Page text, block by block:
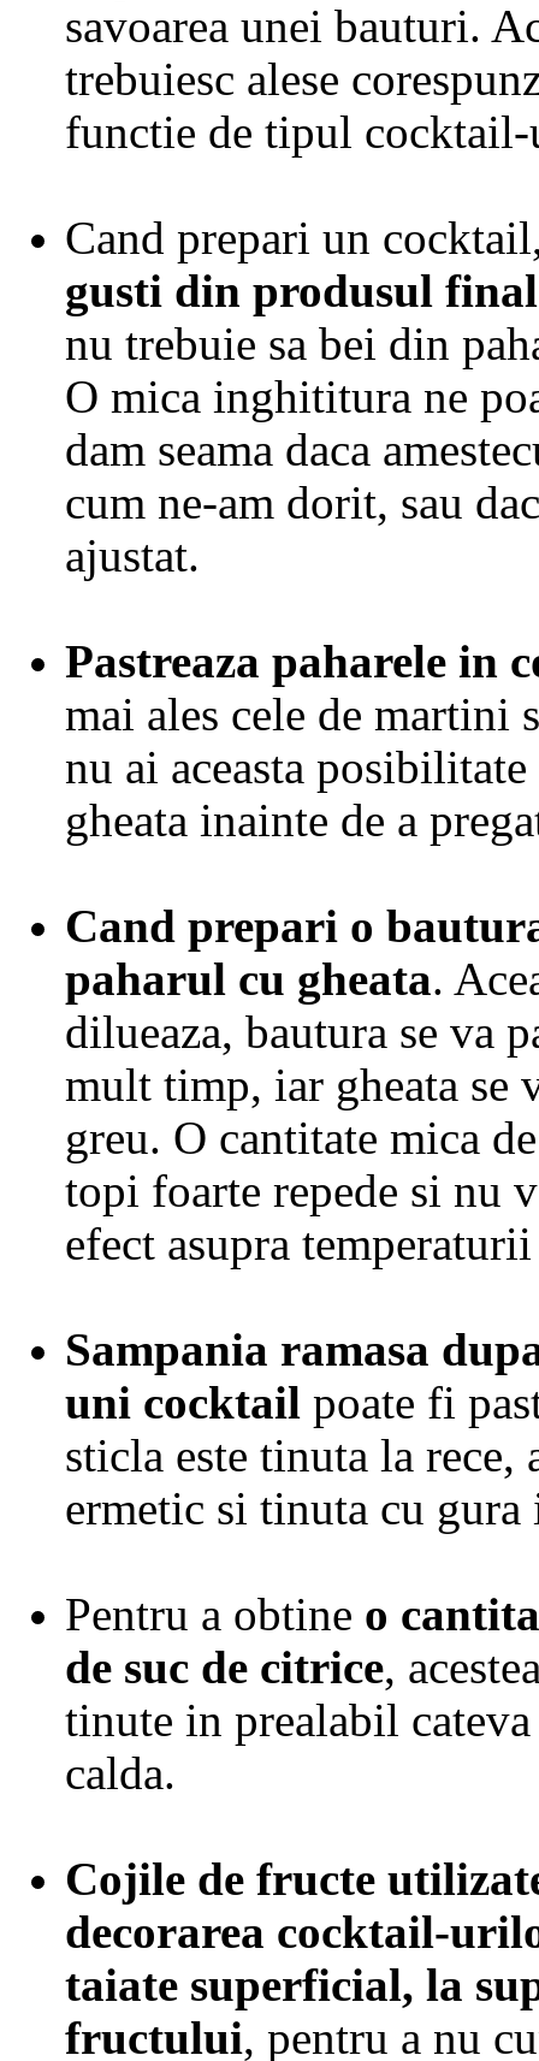
savoarea unei bauturi.
trebuiesc alese
functie de tipul
Cand prepari un
gusti din produsul final
nu trebuie sa bei din
O mica inghititura ne
dam seama daca
cum ne-am dorit, sau
ajustat.
Pastreaza paharele in
mai ales cele de martini
nu ai aceasta
gheata inainte de a
Cand prepari o
paharul cu gheata.
dilueaza, bautura se va
mult timp, iar gheata se
greu. O cantitate mica
topi foarte repede si nu
efect asupra
Sampania ramasa
uni cocktail poate fi
sticla este tinuta la rece,
ermetic si tinuta cu gura
Pentru a obtine o
de suc de citrice,
tinute in prealabil
calda.
Cojile de fructe
decorarea cocktail-
taiate superficial, la
fructului, pentru a nu